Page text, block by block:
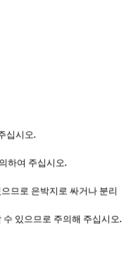
십시오.
하여 주십시오.
므로 은박지로 싸거나 분리
있으므로 주의해 주십시오.